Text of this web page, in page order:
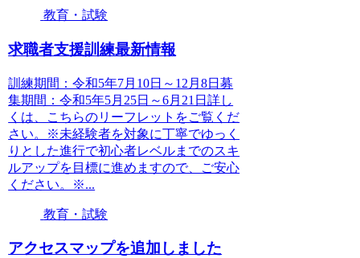
教育・試験
求職者支援訓練最新情報
訓練期間：令和5年7月10日～12月8日募
集期間：令和5年5月25日～6月21日詳し
くは、こちらのリーフレットをご覧くだ
さい。※未経験者を対象に丁寧でゆっく
りとした進行で初心者レベルまでのスキ
ルアップを目標に進めますので、ご安心
ください。※...
教育・試験
アクセスマップを追加しました